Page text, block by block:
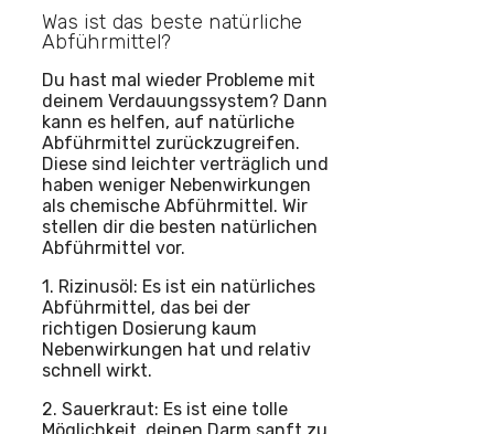
Was ist das beste natürliche
Abführmittel?
Du hast mal wieder Probleme mit
deinem Verdauungssystem? Dann
kann es helfen, auf natürliche
Abführmittel zurückzugreifen.
Diese sind leichter verträglich und
haben weniger Nebenwirkungen
als chemische Abführmittel. Wir
stellen dir die besten natürlichen
Abführmittel vor.
1. Rizinusöl: Es ist ein natürliches
Abführmittel, das bei der
richtigen Dosierung kaum
Nebenwirkungen hat und relativ
schnell wirkt.
2. Sauerkraut: Es ist eine tolle